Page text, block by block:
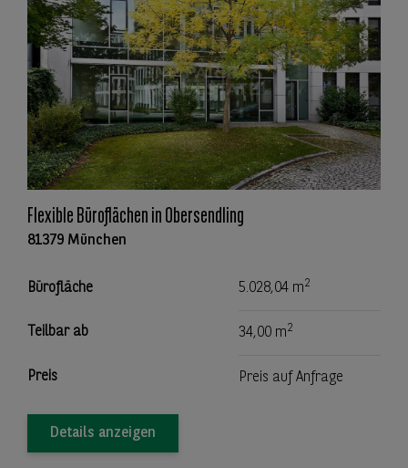
Flexible Büroflächen in Obersendling
81379 München
Bürofläche 5.028,04 m2
Teilbar ab 34,00 m2
Preis Preis auf Anfrage
Details anzeigen